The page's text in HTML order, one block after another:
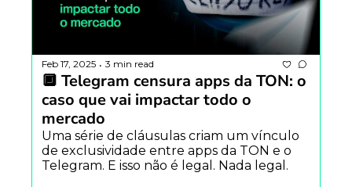
Feb 17, 2025 • 3 min read
🔲 Telegram censura apps da TON: o
caso que vai impactar todo o
mercado
Uma série de cláusulas criam um vínculo
de exclusividade entre apps da TON e o
Telegram. E isso não é legal. Nada legal.